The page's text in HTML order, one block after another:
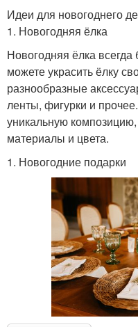
Идеи для новогоднего
1. Новогодняя ёлка
Новогодняя ёлка
можете украсить ёлку
разнообразные
ленты, фигурки и
уникальную
материалы и цвета.
1. Новогодние подарки